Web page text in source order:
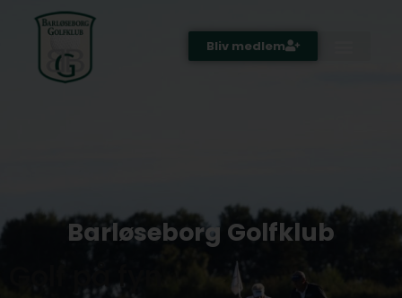
Bliv medlem
Barløseborg Golfklub
Golf på fyn